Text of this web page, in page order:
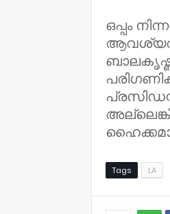
ഒപ്പം
Tags LA